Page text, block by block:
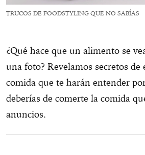
TRUCOS DE FOODSTYLING QUE NO SABÍAS
¿Qué hace que un alimento se
una foto? Revelamos secretos de
comida que te harán entender
deberías de comerte la comida
anuncios.